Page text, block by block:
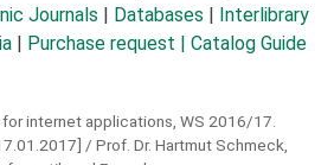
Journals Databases
Interlibrary
Purchase request | Catalog Guide
internet applications, WS 2016/17.
/ Prof. Dr. Hartmut Schmeck,